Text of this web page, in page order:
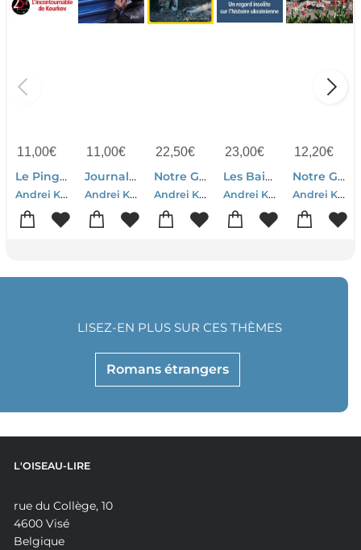
11,00€
Le Pingouin
Andrei Kourkov
11,00€
Journal D'une Invasion
Andrei Kourkov
22,50€
Notre Guerre Quotidienne
Andrei Kourkov
23,00€
Les Bains De Kiev
Andrei Kourkov
12,20€
Notre Guerre Quotidienne
Andrei Kourkov
Romans étrangers
LISEZ-EN PLUS SUR CES THÈMES
L'OISEAU-LIRE
rue du Collège, 10
4600 Visé
Belgique